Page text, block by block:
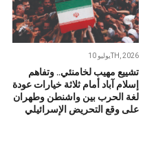
يوليو 10TH, 2026
تشييع مهيب لخامنئي.. وتفاهم
إسلام آباد أمام ثلاثة خيارات عودة
لغة الحرب بين واشنطن وطهران
على وقع التحريض الإسرائيلي